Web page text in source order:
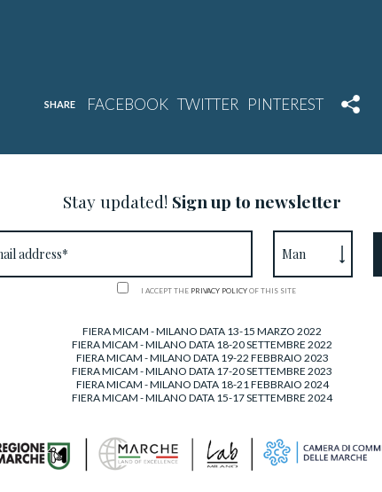
SHARE
Stay updated! Sign up to newsletter
I ACCEPT THE PRIVACY POLICY OF THIS SITE
FIERA MICAM - MILANO DATA 13-15 MARZO 2022
FIERA MICAM - MILANO DATA 18-20 SETTEMBRE 2022
FIERA MICAM - MILANO DATA 19-22 FEBBRAIO 2023
FIERA MICAM - MILANO DATA 17-20 SETTEMBRE 2023
FIERA MICAM - MILANO DATA 18-21 FEBBRAIO 2024
FIERA MICAM - MILANO DATA 15-17 SETTEMBRE 2024